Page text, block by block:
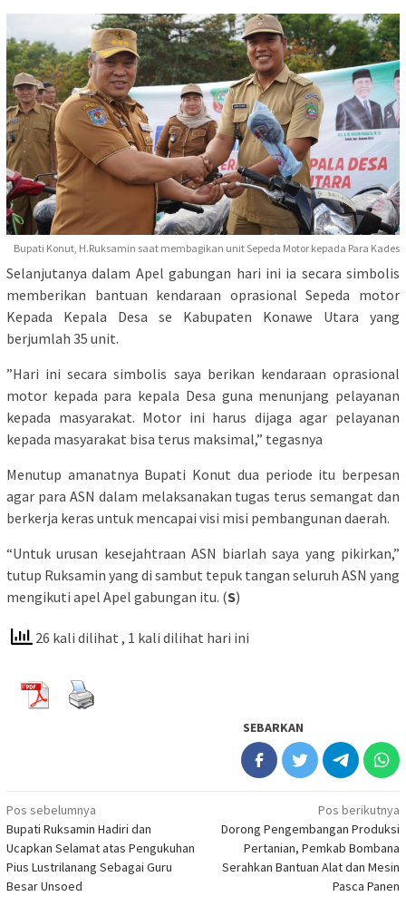
Bupati Konut, H.Ruksamin saat membagikan unit Sepeda Motor kepada Para Kades
Selanjutanya dalam Apel gabungan hari ini ia secara simbolis
memberikan bantuan kendaraan oprasional Sepeda motor
Kepada Kepala Desa se Kabupaten Konawe Utara yang
berjumlah 35 unit.
”Hari ini secara simbolis saya berikan kendaraan oprasional
motor kepada para kepala Desa guna menunjang pelayanan
kepada masyarakat. Motor ini harus dijaga agar pelayanan
kepada masyarakat bisa terus maksimal,” tegasnya
Menutup amanatnya Bupati Konut dua periode itu berpesan
agar para ASN dalam melaksanakan tugas terus semangat dan
berkerja keras untuk mencapai visi misi pembangunan daerah.
“Untuk urusan kesejahtraan ASN biarlah saya yang pikirkan,”
tutup Ruksamin yang di sambut tepuk tangan seluruh ASN yang
mengikuti apel Apel gabungan itu. (S)
26 kali dilihat , 1 kali dilihat hari ini
SEBARKAN
Navigasi
pos
Pos sebelumnya
Bupati Ruksamin Hadiri dan
Ucapkan Selamat atas Pengukuhan
Pius Lustrilanang Sebagai Guru
Besar Unsoed
Pos berikutnya
Dorong Pengembangan Produksi
Pertanian, Pemkab Bombana
Serahkan Bantuan Alat dan Mesin
Pasca Panen